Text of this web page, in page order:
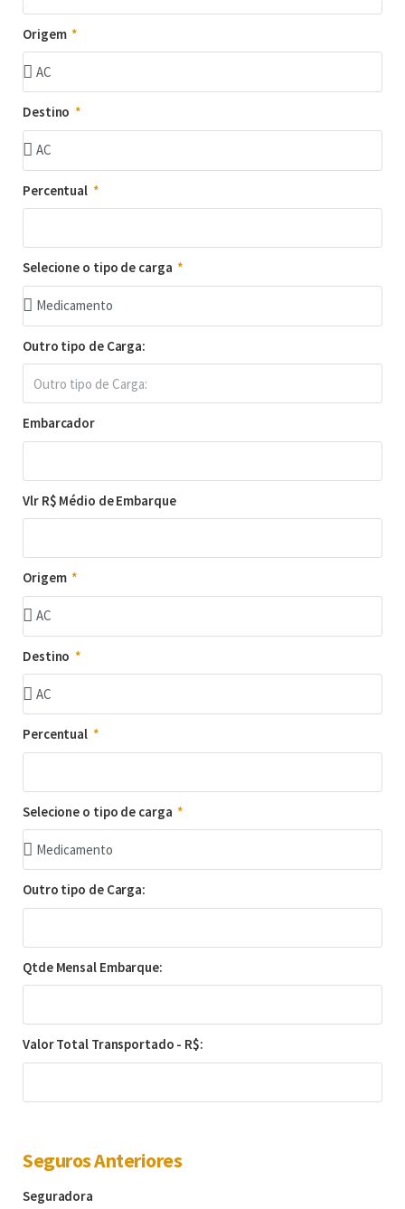
Origem
Destino
Percentual
Selecione o tipo de carga
Outro tipo de Carga:
Embarcador
Vlr R$ Médio de Embarque
Origem
Destino
Percentual
Selecione o tipo de carga
Outro tipo de Carga:
Qtde Mensal Embarque:
Valor Total Transportado - R$:
Seguros Anteriores
Seguradora